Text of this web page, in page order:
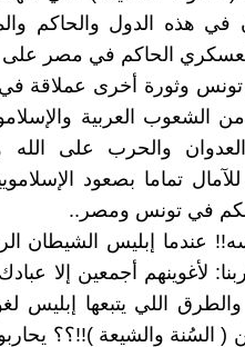
في هذه الدول والحاكم
الحاكم في مصر على
وثورة أخرى عملاقة
من الشعوب العربية
والحرب على الله
للآمال تماما بصعود
في تونس ومصر..
إبليس الشيطان
لأغوينهم أجمعين إلا
اللي يتبعها إبليس
( السُنة والشيعة )!!؟؟